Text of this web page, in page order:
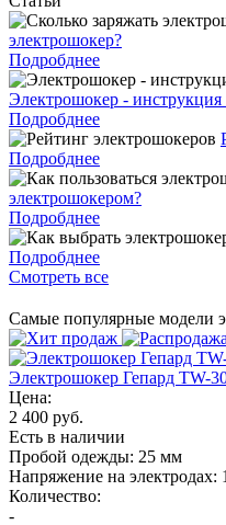
электрошокер?
Подробднее
Электрошокер - инструкция
Подробднее
Подробднее
электрошокером?
Подробднее
Подробднее
Смотреть все
Самые популярные модели
Электрошокер Гепард TW-
Цена:
2 400 руб.
Есть в наличии
Пробой одежды: 25 мм
Напряжение на электродах:
Количество:
-